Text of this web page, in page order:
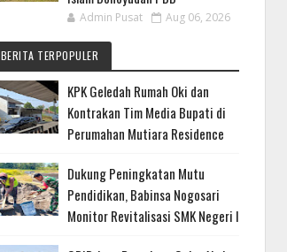
Admin Pusat Aug 06, 2026
BERITA TERPOPULER
KPK Geledah Rumah Oki dan
Kontrakan Tim Media Bupati di
Perumahan Mutiara Residence
Dukung Peningkatan Mutu
Pendidikan, Babinsa Nogosari
Monitor Revitalisasi SMK Negeri I